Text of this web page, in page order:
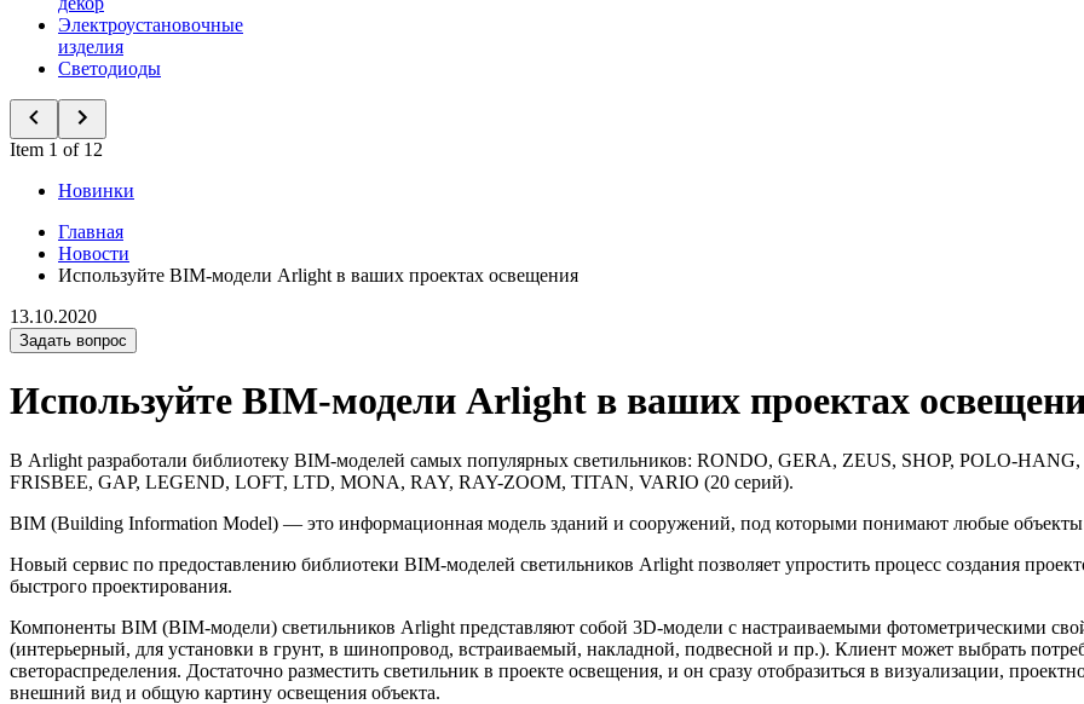
Электроустановочные
изделия
Светодиоды
Item 1 of 12
Новинки
Главная
Новости
Используйте BIM-модели Arlight в ваших проектах освещения
13.10.2020
Задать вопрос
Используйте BIM-модели Arlight в ваших проектах
В Arlight разработали библиотеку BIM-моделей самых популярных светильников: RONDO, GERA, ZEUS, SHOP, POLO-
FRISBEE, GAP, LEGEND, LOFT, LTD, MONA, RAY, RAY-ZOOM, TITAN, VARIO (20 серий).
BIM (Building Information Model) — это информационная модель зданий и сооружений, под которыми понимают любые
Новый сервис по предоставлению библиотеки BIM-моделей светильников Arlight позволяет упростить процесс создания
быстрого проектирования.
Компоненты BIM (BIM-модели) светильников Arlight представляют собой 3D-модели с настраиваемыми фотометрическими
(интерьерный, для установки в грунт, в шинопровод, встраиваемый, накладной, подвесной и пр.). Клиент может выбрать
светораспределения. Достаточно разместить светильник в проекте освещения, и он сразу отобразиться в визуализации,
внешний вид и общую картину освещения объекта.